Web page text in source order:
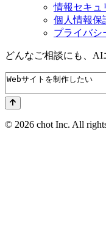
情報セキュ
個人情報保
プライバシ
どんなご相談にも、 AI
© 2026 chot Inc. All